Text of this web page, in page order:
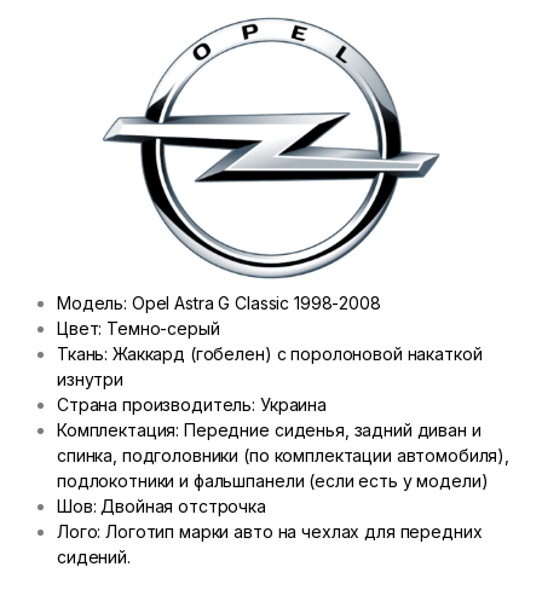
Модель: Opel Astra G Classic 1998-2008
Цвет: Темно-серый
Ткань: Жаккард (гобелен) с поролоновой накаткой
изнутри
Страна производитель: Украина
Комплектация: Передние сиденья, задний диван и
спинка, подголовники (по комплектации автомобиля),
подлокотники и фальшпанели (если есть у модели)
Шов: Двойная отстрочка
Лого: Логотип марки авто на чехлах для передних
сидений.